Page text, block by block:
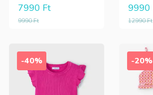
9990Ft
7990 Ft
12990Ft
9990
-40% -20%